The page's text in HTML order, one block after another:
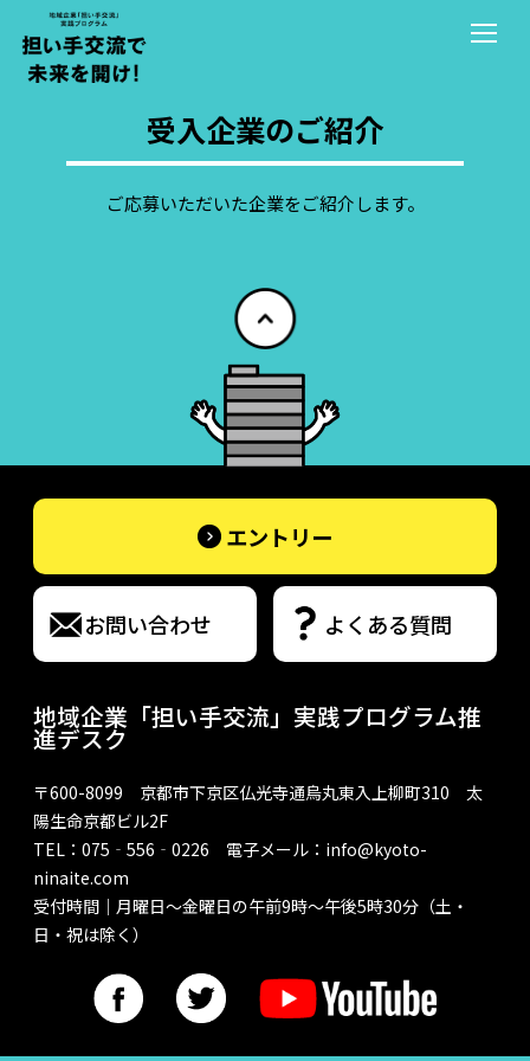
出向プログラムについて
副業・兼業プログラムについて
受入企業のご紹介
送出企業のご紹介
イベント情報
お知らせ
エントリー
お問い合わせ
よくある質問
サイトマップ
受入企業のご紹介
ご応募いただいた企業をご紹介します。
地域企業「担い手交流」実践プログラム推
進デスク
〒600-8099 京都市下京区仏光寺通烏丸東入上柳町310 太
陽生命京都ビル2F
TEL：075‐556‐0226 電子メール： info@kyoto-
ninaite.com
受付時間｜月曜日～金曜日の午前9時～午後5時30分（土・
日・祝は除く）
エントリー
お問い合わせ よくある質問